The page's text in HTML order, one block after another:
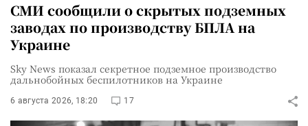
СМИ сообщили о скрытых подземных
заводах по производству БПЛА на
Украине
Sky News показал секретное подземное производство
дальнобойных беспилотников на Украине
6 августа 2026, 18:20 17